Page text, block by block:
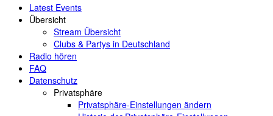
Latest Events
Übersicht
Stream Übersicht
Clubs & Partys in Deutschland
Radio hören
FAQ
Datenschutz
Privatsphäre
Privatsphäre-Einstellungen ändern